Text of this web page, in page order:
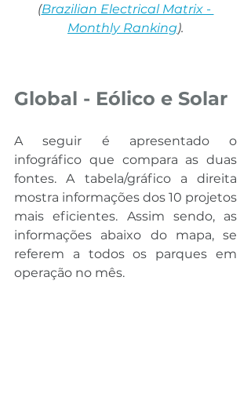
(Brazilian Electrical Matrix -
Monthly Ranking).
Global - Eólico e Solar
A seguir é apresentado o
infográfico que compara as duas
fontes. A tabela/gráfico a direita
mostra informações dos 10 projetos
mais eficientes. Assim sendo, as
informações abaixo do mapa, se
referem a todos os parques em
operação no mês.